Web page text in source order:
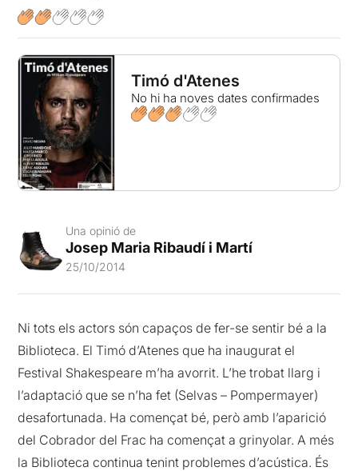
Timó d'Atenes
No hi ha noves dates confirmades
Una opinió de
Josep Maria Ribaudí i Martí
25/10/2014
Ni tots els actors són capaços de fer-se sentir bé a la
Biblioteca. El Timó d’Atenes que ha inaugurat el
Festival Shakespeare m’ha avorrit. L’he trobat llarg i
l’adaptació que se n’ha fet (Selvas – Pompermayer)
desafortunada. Ha començat bé, però amb l’aparició
del Cobrador del Frac ha començat a grinyolar. A més
la Biblioteca continua tenint problemes d’acústica. És